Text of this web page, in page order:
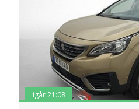
igår 21:08